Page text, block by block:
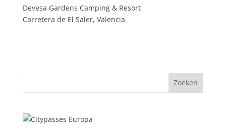
Devesa Gardens Camping & Resort
Carretera de El Saler, Valencia